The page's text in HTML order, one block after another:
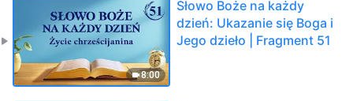
8:00
Słowo Boże na każdy
dzień: Ukazanie się Boga i
Jego dzieło | Fragment 51